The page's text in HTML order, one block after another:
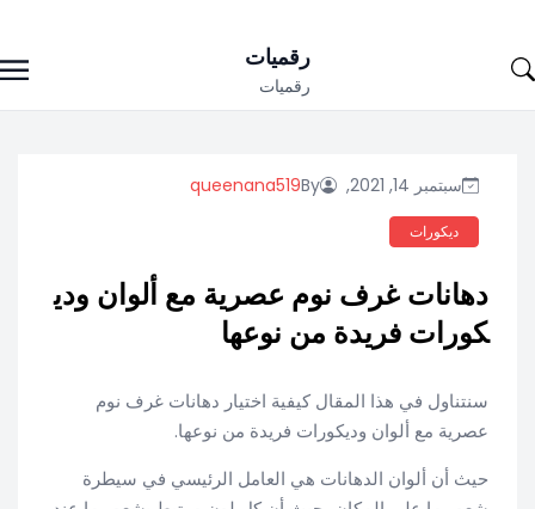
to
رقميات
رقميات
سبتمبر 14, 2021, By
queenana519
ديكورات
دهانات غرف نوم عصرية مع ألوان ودي
كورات فريدة من نوعها
سنتناول في هذا المقال كيفية اختيار دهانات غرف نوم
عصرية مع ألوان وديكورات فريدة من نوعها.
حيث أن ألوان الدهانات هي العامل الرئيسي في سيطرة